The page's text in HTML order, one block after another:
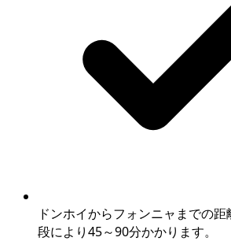
ドンホイからフォンニャまでの
段により45～90分かかります。